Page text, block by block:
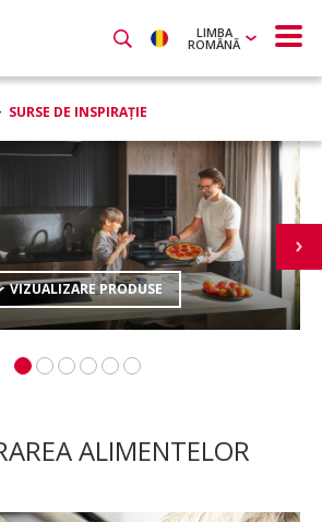
LIMBA
ROMÂNĂ
SURSE DE INSPIRAŢIE
VIZUALIZARE PRODUSE
ALIMENTELOR